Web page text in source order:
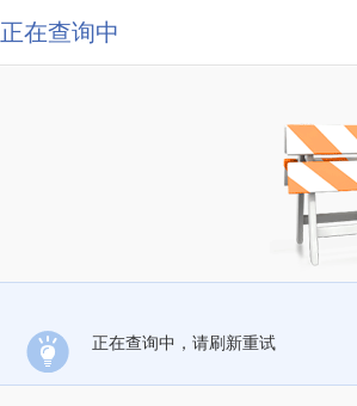
正在查询中
正在查询中，请刷新重试